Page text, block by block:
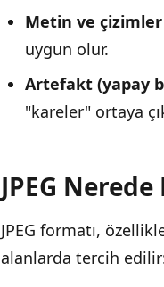
Metin ve
uygun olur.
Artefakt (yapay
"kareler" ortaya
JPEG
JPEG formatı,
alanlarda tercih